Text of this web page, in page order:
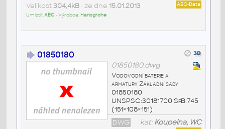
AEC-Data
Velikost304,4kB• ze dne 15.01.2013
Umístil:AEC• Výrobce: Hansgrohe
01850180
01850180.dwg
Vodovodní baterie a
armatury Základní sady
01850180
UNSPSC:30181700 SfB:745
(151×108×151)
kat:Koupelna, WC
DWG